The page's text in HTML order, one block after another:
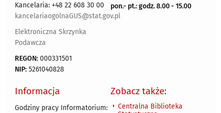
Kancelaria: +48 22 608 30 00
kancelariaogolnaGUS@stat.gov.pl
Elektroniczna Skrzynka
Podawcza
REGON: 000331501
NIP: 5261040828
pon.- pt.: godz. 8.00 - 15.00
Informacja
Godziny pracy Informatorium:
Zobacz także:
Centralna Biblioteka